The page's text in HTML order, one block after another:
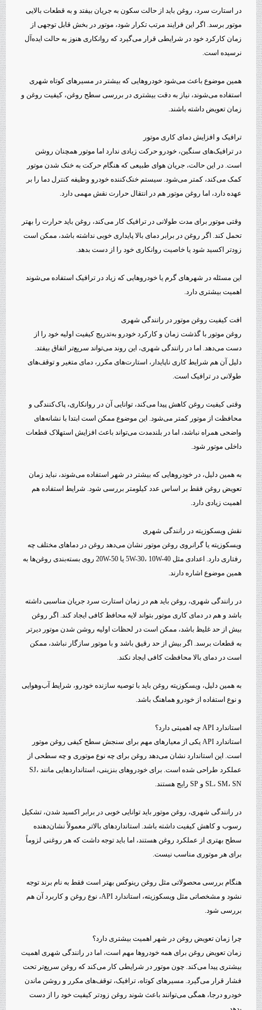
در استارت سرد، روغن باید از حالت سکون به جریان بیفتد و به قطعات بالایی
موتور برسد. اگر این فرایند مرتب تکرار شود، موتور در بخش قابل توجهی از
زمان کارکرد خود در شرایطی قرار می‌گیرد که روانکاری هنوز به حالت ایده‌آل
نرسیده است.
همین موضوع باعث می‌شود خودروهایی که بیشتر در مسیرهای کوتاه شهری
استفاده می‌شوند، نیاز به دقت بیشتری در بررسی سطح روغن، کیفیت روغن و
زمان تعویض داشته باشند.
ترافیک و افزایش دمای کاری موتور
در ترافیک‌های سنگین، خودرو حرکت زیادی ندارد اما موتور همچنان روشن
است. در این حالت، جریان هوای طبیعی که هنگام حرکت به خنک شدن موتور
کمک می‌کند، کمتر می‌شود. سیستم خنک‌کننده خودرو وظیفه کنترل دما را بر
عهده دارد، اما روغن موتور هم در انتقال حرارت نقش مهمی دارد.
وقتی موتور برای مدت طولانی در ترافیک کار می‌کند، روغن باید حرارت را بهتر
تحمل کند. اگر روغن در برابر دمای بالا پایداری خوبی نداشته باشد، ممکن است
زودتر اکسید شود یا خاصیت روانکاری خود را از دست بدهد.
این مسئله در شهرهای گرم یا خودروهایی که زیاد در ترافیک استفاده می‌شوند
اهمیت بیشتری دارد.
افت کیفیت روغن موتور در رانندگی شهری
روغن موتور با گذشت زمان و کارکرد خودرو به‌تدریج کیفیت اولیه خود را از
دست می‌دهد. اما در رانندگی شهری، این روند می‌تواند سریع‌تر اتفاق بیفتد.
دلیل آن هم شرایط کاری ناپایدار، استارت‌های مکرر، دمای متغیر و توقف‌های
طولانی در ترافیک است.
وقتی کیفیت روغن کاهش پیدا می‌کند، توانایی آن در روانکاری، پاک‌کنندگی و
محافظت از موتور کمتر می‌شود. این موضوع ممکن است ابتدا با نشانه‌های
واضحی همراه نباشد، اما در بلندمدت می‌تواند باعث افزایش استهلاک قطعات
داخلی موتور شود.
به همین دلیل، در خودروهایی که بیشتر در شهر استفاده می‌شوند، نباید زمان
تعویض روغن فقط بر اساس عدد کیلومتر بررسی شود. شرایط استفاده هم
اهمیت زیادی دارد.
نقش ویسکوزیته در رانندگی شهری
ویسکوزیته یا گرانروی روغن موتور نشان می‌دهد روغن در دماهای مختلف چه
رفتاری دارد. اعدادی مثل 5W-30، 10W-40 یا 20W-50 روی بسته‌بندی روغن‌ها به
همین موضوع اشاره دارند.
در رانندگی شهری، روغن باید هم در زمان استارت سرد جریان مناسبی داشته
باشد و هم در دمای کاری موتور بتواند لایه محافظ کافی ایجاد کند. اگر روغن
بیش از حد غلیظ باشد، ممکن است در لحظات اولیه روشن شدن موتور دیرتر
به قطعات برسد. اگر بیش از حد رقیق باشد و با موتور سازگار نباشد، ممکن
است در دمای بالا محافظت کافی ایجاد نکند.
به همین دلیل، ویسکوزیته روغن باید با توصیه سازنده خودرو، شرایط آب‌وهوایی
و نوع استفاده از خودرو هماهنگ باشد.
استاندارد API چه اهمیتی دارد؟
استاندارد API یکی از معیارهای مهم برای سنجش سطح کیفی روغن موتور
است. این استاندارد نشان می‌دهد روغن برای چه نوع موتوری و چه سطحی از
عملکرد طراحی شده است. برای خودروهای بنزینی، استانداردهایی مانند SJ،
SL، SM، SN و SP رایج هستند.
در رانندگی شهری، روغن موتور باید توانایی خوبی در برابر اکسید شدن، تشکیل
رسوب و کاهش کیفیت داشته باشد. استانداردهای بالاتر معمولاً نشان‌دهنده
سطح بهتری از عملکرد روغن هستند، اما باید توجه داشت که هر روغنی لزوماً
برای هر موتوری مناسب نیست.
هنگام بررسی محصولاتی مثل روغن رینوکس بهتر است فقط به نام برند توجه
نشود و مشخصاتی مثل ویسکوزیته، استاندارد API، نوع روغن و کاربرد آن هم
بررسی شود.
چرا زمان تعویض روغن در شهر اهمیت بیشتری دارد؟
زمان تعویض روغن برای همه خودروها مهم است، اما در رانندگی شهری اهمیت
بیشتری پیدا می‌کند. چون موتور در شرایطی کار می‌کند که روغن سریع‌تر تحت
فشار قرار می‌گیرد. مسیرهای کوتاه، ترافیک، توقف‌های مکرر و روشن ماندن
خودرو درجا، همگی می‌توانند باعث شوند روغن زودتر کیفیت خود را از دست